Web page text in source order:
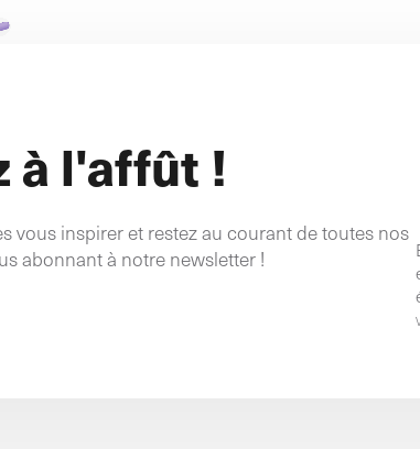
à l'affût !
vous inspirer et restez au courant de toutes nos
abonnant à notre newsletter !